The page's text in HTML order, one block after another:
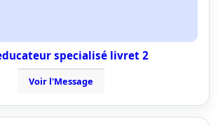
specialisé livret 2
Voir l'Message